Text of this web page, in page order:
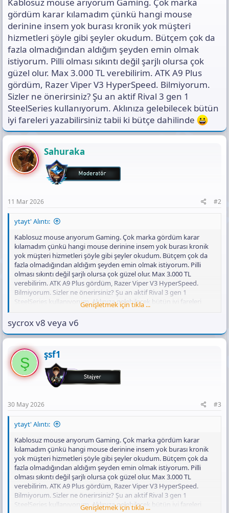
s
ı
ı
K
o
p
y
a
l
a
gördüm karar kılamadım çünkü hangi mouse
derinine insem yok burası kronik yok müşteri
hizmetleri şöyle gibi şeyler okudum. Bütçem çok da
fazla olmadığından aldığım şeyden emin olmak
istiyorum. Pilli olması sıkıntı değil şarjlı olursa çok
güzel olur. Max 3.000 TL verebilirim. ATK A9 Plus
gördüm, Razer Viper V3 HyperSpeed. Bilmiyorum.
Sizler ne önerirsiniz? Şu an aktif Rival 3 gen 1
SteelSeries kullanıyorum. Aklınıza gelebilecek bütün
iyi fareleri yazabilirsiniz tabii ki bütçe dahilinde
Sahuraka
11 Mar 2026 #2
ytayt' Alıntı:
Kablosuz mouse arıyorum Gaming. Çok marka gördüm karar
kılamadım çünkü hangi mouse derinine insem yok burası kronik
yok müşteri hizmetleri şöyle gibi şeyler okudum. Bütçem çok da
fazla olmadığından aldığım şeyden emin olmak istiyorum. Pilli
olması sıkıntı değil şarjlı olursa çok güzel olur. Max 3.000 TL
verebilirim. ATK A9 Plus gördüm, Razer Viper V3 HyperSpeed.
Bilmiyorum. Sizler ne önerirsiniz? Şu an aktif Rival 3 gen 1
SteelSeries kullanıyorum. Aklınıza gelebilecek bütün iyi fareleri
Genişletmek için tıkla ...
sycrox v8 veya v6
Ş şsf1
30 May 2026 #3
ytayt' Alıntı:
Kablosuz mouse arıyorum Gaming. Çok marka gördüm karar
kılamadım çünkü hangi mouse derinine insem yok burası kronik
yok müşteri hizmetleri şöyle gibi şeyler okudum. Bütçem çok da
fazla olmadığından aldığım şeyden emin olmak istiyorum. Pilli
olması sıkıntı değil şarjlı olursa çok güzel olur. Max 3.000 TL
verebilirim. ATK A9 Plus gördüm, Razer Viper V3 HyperSpeed.
Bilmiyorum. Sizler ne önerirsiniz? Şu an aktif Rival 3 gen 1
SteelSeries kullanıyorum. Aklınıza gelebilecek bütün iyi fareleri
Genişletmek için tıkla ...